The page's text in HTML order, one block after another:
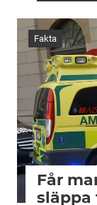
Fakta
Får
släppa